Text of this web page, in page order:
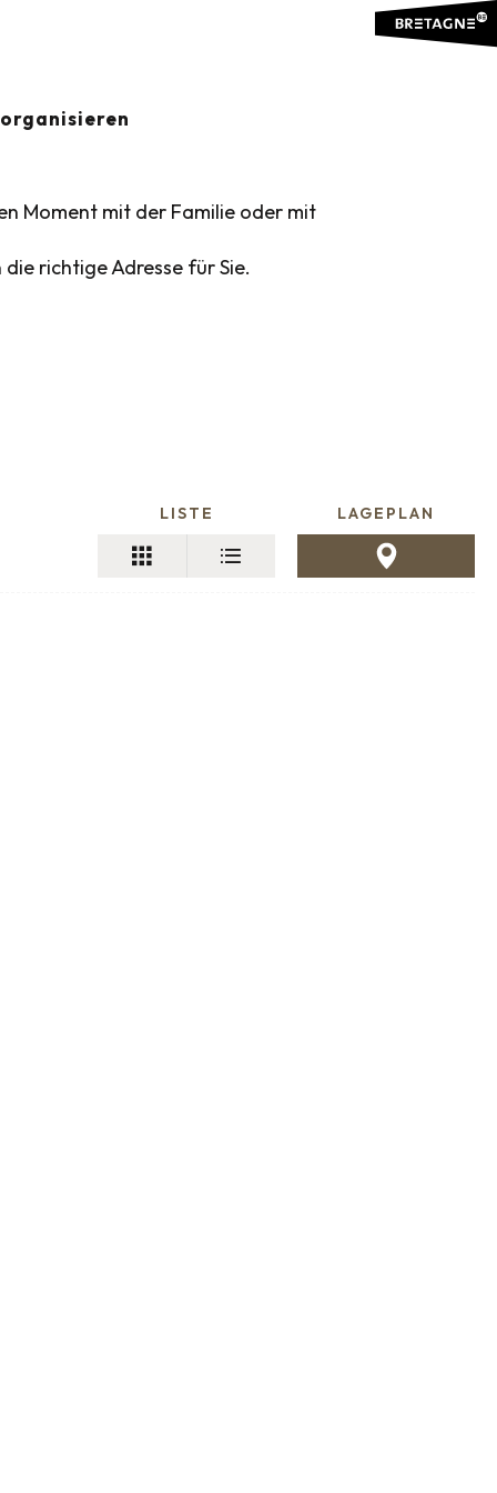
Moment mit der Familie oder mit
richtige Adresse für Sie.
LISTE LAGEPLAN